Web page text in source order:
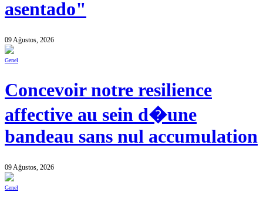
asentado"
09 Ağustos, 2026
Genel
Concevoir notre resilience
affective au sein d�une
bandeau sans nul accumulation
09 Ağustos, 2026
Genel